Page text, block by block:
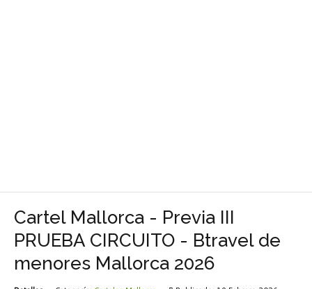
Cartel Mallorca - Previa III
PRUEBA CIRCUITO - Btravel de
menores Mallorca 2026